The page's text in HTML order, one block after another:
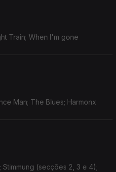
Train; When I'm gone
Man; The Blues; Harmonx
(secções 2, 3 e 4);